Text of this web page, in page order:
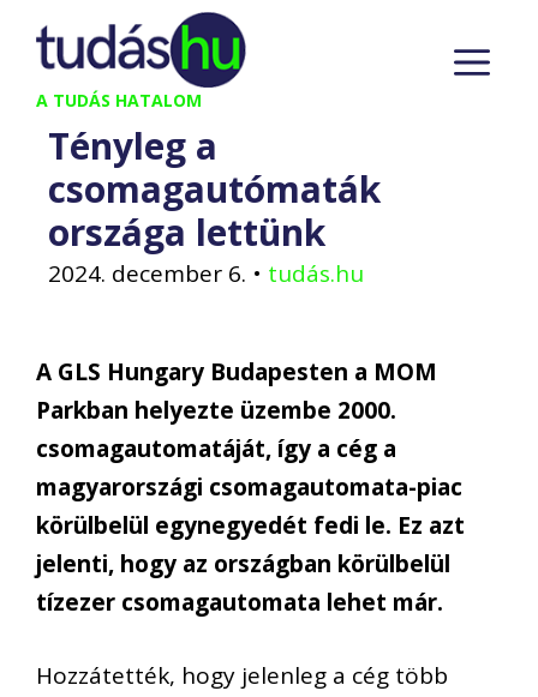
Kilépés
tartalomba
A TUDÁS HATALOM
Tényleg a
csomagautómaták
országa lettünk
2024. december 6. • tudás.hu
A GLS Hungary Budapesten a MOM
Parkban helyezte üzembe 2000.
csomagautomatáját, így a cég a
magyarországi csomagautomata-piac
körülbelül egynegyedét fedi le. Ez azt
jelenti, hogy az országban körülbelül
tízezer csomagautomata lehet már.
Hozzátették, hogy jelenleg a cég több